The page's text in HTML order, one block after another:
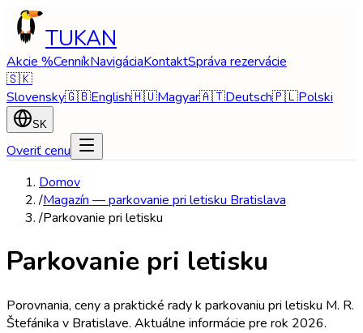
TUKAN
Akcie %CenníkNavigáciaKontaktSpráva rezervácie
🇸🇰
Slovensky🇬🇧English🇭🇺Magyar🇦🇹Deutsch🇵🇱Polski
SK
Overiť cenu
Domov
/Magazín — parkovanie pri letisku Bratislava
/Parkovanie pri letisku
Parkovanie pri letisku
Porovnania, ceny a praktické rady k parkovaniu pri letisku M. R.
Štefánika v Bratislave. Aktuálne informácie pre rok 2026.